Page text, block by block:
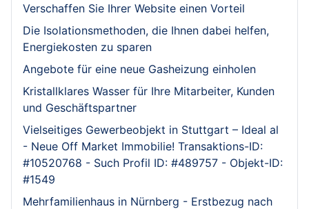
Verschaffen Sie Ihrer Website einen Vorteil
Die Isolationsmethoden, die Ihnen dabei helfen,
Energiekosten zu sparen
Angebote für eine neue Gasheizung einholen
Kristallklares Wasser für Ihre Mitarbeiter, Kunden
und Geschäftspartner
Vielseitiges Gewerbeobjekt in Stuttgart – Ideal al
- Neue Off Market Immobilie! Transaktions-ID:
#10520768 - Such Profil ID: #489757 - Objekt-ID:
#1549
Mehrfamilienhaus in Nürnberg - Erstbezug nach